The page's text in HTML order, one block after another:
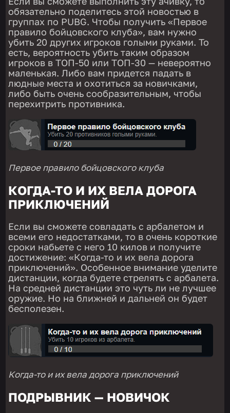
обязательно поделитесь этой новостью в
группах по PUBG. Чтобы получить «Первое
правило бойцовского клуба», вам нужно
убить 20 других игроков голыми руками. То
есть, вероятность убить таким образом
игроков в ТОП-50 или ТОП-30 — невероятно
маленькая. Либо вам придется падать в
людные места и охотиться за новичками,
либо быть очень сообразительным, чтобы
перехитрить противника.
Первое правило бойцовского клуба
КОГДА-ТО И ИХ ВЕЛА ДОРОГА
ПРИКЛЮЧЕНИЙ
Если вы сможете совладать с арбалетом и
всеми его недостатками, то в очень короткие
сроки набьете с него 10 килов и получите
достижение: «Когда-то и их вела дорога
приключений». Особенное внимание уделите
дистанции, когда будете стрелять с арбалета.
На средней дистанции это чуть ли не лучшее
оружие. Но на ближней и дальней он будет
бесполезен.
Когда-то и их вела дорога приключений
ПОДРЫВНИК — НОВИЧОК